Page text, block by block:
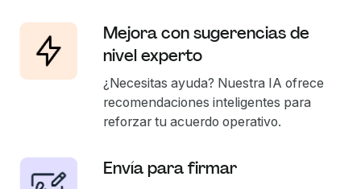
Mejora con sugerencias de
nivel experto
¿Necesitas ayuda? Nuestra IA ofrece
recomendaciones inteligentes para
reforzar tu acuerdo operativo.
Envía para firmar